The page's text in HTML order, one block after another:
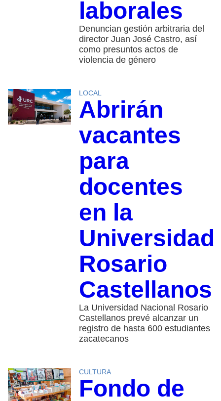
laborales
Denuncian gestión arbitraria del
director Juan José Castro, así
como presuntos actos de
violencia de género
LOCAL
Abrirán
vacantes
para
docentes
en la
Universidad
Rosario
Castellanos
La Universidad Nacional Rosario
Castellanos prevé alcanzar un
registro de hasta 600 estudiantes
zacatecanos
CULTURA
Fondo de